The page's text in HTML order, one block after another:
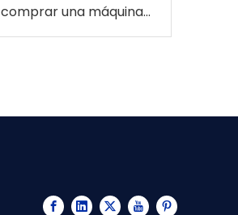
una máquina
de latón EDM?